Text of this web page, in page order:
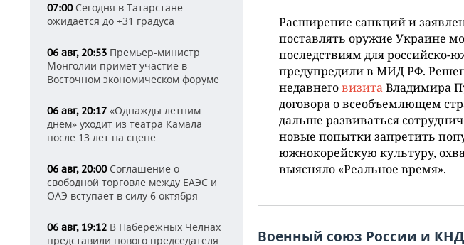
07:00Сегодня в Татарстане
ожидается до +31 градуса
06 авг, 20:53 Премьер-министр
Монголии примет участие в
Восточном экономическом форуме
06 авг, 20:17 «Однажды летним
днем» уходит из театра Камала
после 13 лет на сцене
06 авг, 20:00Соглашение о
свободной торговле между ЕАЭС и
ОАЭ вступает в силу 6 октября
06 авг, 19:12 В Набережных Челнах
представили нового председателя
Расширение санкций и
поставлять оружие Украине
последствиям для
предупредили в МИД РФ.
недавнеговизитаВладимира
договора о всеобъемлющем
дальше развиваться
новые попытки запретить
южнокорейскую культуру,
выясняло «Реальное время».
Военный союз России и